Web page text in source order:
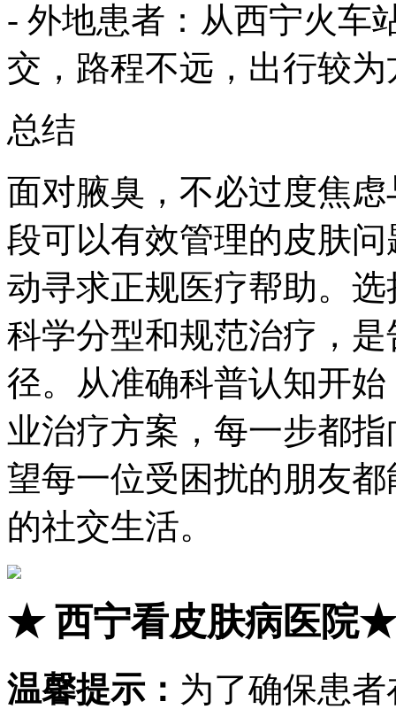
- 外地患者：从西宁火车
交，路程不远，出行较为
总结
面对腋臭，不必过度焦
段可以有效管理的皮肤
动寻求正规医疗帮助。
科学分型和规范治疗，
径。从准确科普认知开
业治疗方案，每一步都
望每一位受困扰的朋友
的社交生活。
★西宁看皮肤病医院★
温馨提示： 为了确保患